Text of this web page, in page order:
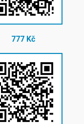
777 Kč